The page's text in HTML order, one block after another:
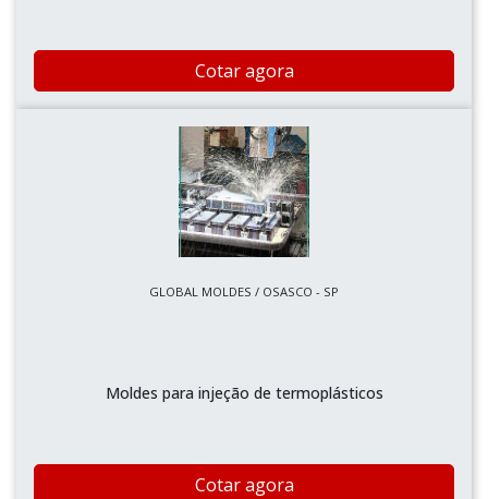
Cotar agora
GLOBAL MOLDES / OSASCO - SP
Moldes para injeção de termoplásticos
Cotar agora